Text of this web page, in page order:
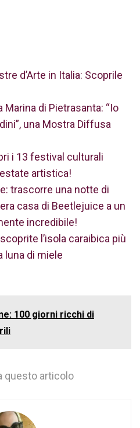
d’Arte in Italia: Scoprile
Marina di Pietrasanta: “Io
una Mostra Diffusa
i 13 festival culturali
artistica!
trascorre una notte di
casa di Beetlejuice a un
incredibile!
l’isola caraibica più
luna di miele
100 giorni ricchi di
questo articolo